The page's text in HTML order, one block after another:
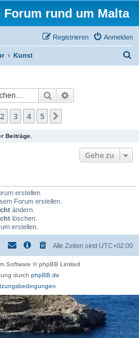
Forum rund um Malta
Anmelden
Registrieren
Kunst
Suche
2 3 4 5
Beiträge.
Gehe zu
erstellen.
Forum erstellen.
ändern.
löschen.
erstellen.
Alle Zeiten sind UTC+02:00
Software © phpBB Limited
durch phpBB.de